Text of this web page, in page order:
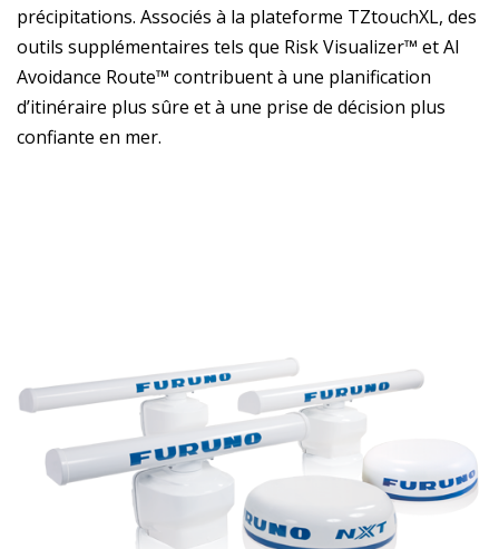
précipitations. Associés à la plateforme TZtouchXL, des
outils supplémentaires tels que Risk Visualizer™ et AI
Avoidance Route™ contribuent à une planification
d’itinéraire plus sûre et à une prise de décision plus
confiante en mer.